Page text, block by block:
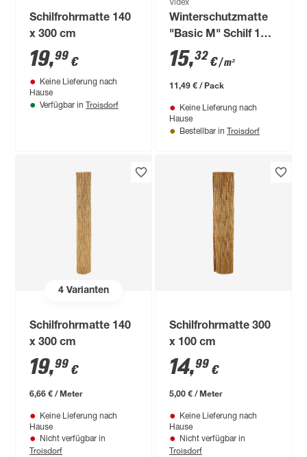
Schilfrohrmatte 140
x 300 cm
19,99 €
Keine Lieferung nach
Hause
Verfügbar in Troisdorf
Videx
Winterschutzmatte
"Basic M" Schilf 150
x 50 cm
15,32€/ m²
11,49 € / Pack
Keine Lieferung nach
Hause
Bestellbar in Troisdorf
4Varianten
Schilfrohrmatte 140
x 300 cm
19,99 €
6,66 € / Meter
Keine Lieferung nach
Hause
Nicht verfügbar in
Troisdorf
Schilfrohrmatte 300
x 100 cm
14,99 €
5,00 € / Meter
Keine Lieferung nach
Hause
Nicht verfügbar in
Troisdorf